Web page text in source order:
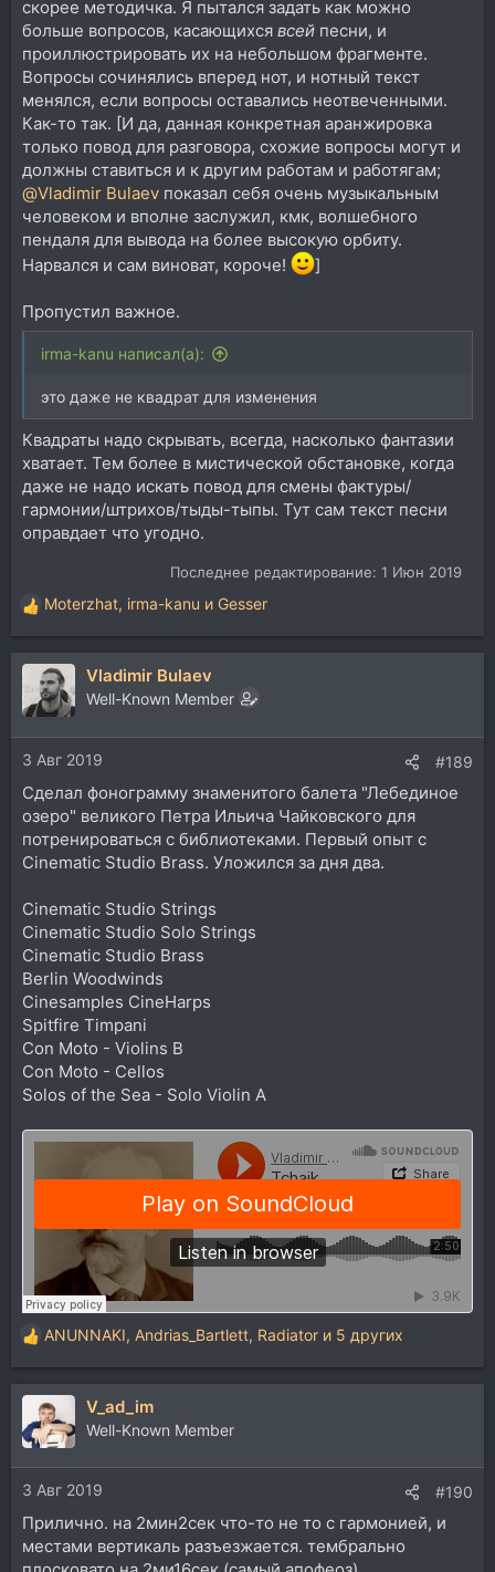
скорее методичка. Я пытался задать как можно
больше вопросов, касающихся всей песни, и
проиллюстрировать их на небольшом фрагменте.
Вопросы сочинялись вперед нот, и нотный текст
менялся, если вопросы оставались неотвеченными.
Как-то так. [И да, данная конкретная аранжировка
только повод для разговора, схожие вопросы могут и
должны ставиться и к другим работам и работягам;
@Vladimir Bulaev показал себя очень музыкальным
человеком и вполне заслужил, кмк, волшебного
пендаля для вывода на более высокую орбиту.
Нарвался и сам виноват, короче!
]
Пропустил важное.
irma-kanu написал(а):
это даже не квадрат для изменения
Квадраты надо скрывать, всегда, насколько фантазии
хватает. Тем более в мистической обстановке, когда
даже не надо искать повод для смены фактуры/
гармонии/штрихов/тыды-тыпы. Тут сам текст песни
оправдает что угодно.
Последнее редактирование: 1 Июн 2019
Р
е
а
ц
и
и
:
Moterzhat, irma-kanu и Gesser
Vladimir Bulaev
Well-Known Member
3 Авг 2019 #189
Сделал фонограмму знаменитого балета "Лебединое
озеро" великого Петра Ильича Чайковского для
потренироваться с библиотеками. Первый опыт с
Cinematic Studio Brass. Уложился за дня два.
Cinematic Studio Strings
Cinematic Studio Solo Strings
Cinematic Studio Brass
Berlin Woodwinds
Cinesamples CineHarps
Spitfire Timpani
Con Moto - Violins B
Con Moto - Cellos
Solos of the Sea - Solo Violin A
Р
е
а
ц
и
и
:
ANUNNAKI, Andrias_Bartlett, Radiator и 5 других
V_ad_im
Well-Known Member
3 Авг 2019 #190
Прилично. на 2мин2сек что-то не то с гармонией, и
местами вертикаль разъезжается. тембрально